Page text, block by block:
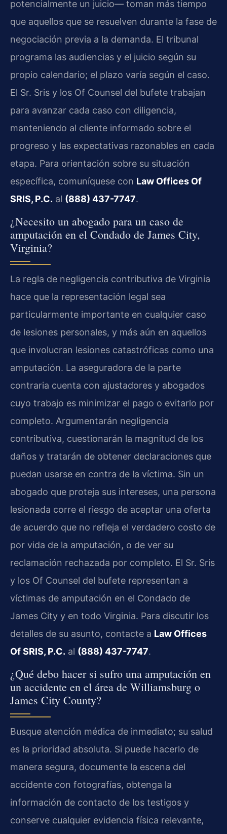
potencialmente un juicio— toman más tiempo
que aquellos que se resuelven durante la fase de
negociación previa a la demanda. El tribunal
programa las audiencias y el juicio según su
propio calendario; el plazo varía según el caso.
El Sr. Sris y los Of Counsel del bufete trabajan
para avanzar cada caso con diligencia,
manteniendo al cliente informado sobre el
progreso y las expectativas razonables en cada
etapa. Para orientación sobre su situación
específica, comuníquese con Law Offices Of
SRIS, P.C. al (888) 437-7747.
¿Necesito un abogado para un caso de
amputación en el Condado de James City,
Virginia?
La regla de negligencia contributiva de Virginia
hace que la representación legal sea
particularmente importante en cualquier caso
de lesiones personales, y más aún en aquellos
que involucran lesiones catastróficas como una
amputación. La aseguradora de la parte
contraria cuenta con ajustadores y abogados
cuyo trabajo es minimizar el pago o evitarlo por
completo. Argumentarán negligencia
contributiva, cuestionarán la magnitud de los
daños y tratarán de obtener declaraciones que
puedan usarse en contra de la víctima. Sin un
abogado que proteja sus intereses, una persona
lesionada corre el riesgo de aceptar una oferta
de acuerdo que no refleja el verdadero costo de
por vida de la amputación, o de ver su
reclamación rechazada por completo. El Sr. Sris
y los Of Counsel del bufete representan a
víctimas de amputación en el Condado de
James City y en todo Virginia. Para discutir los
detalles de su asunto, contacte a Law Offices
Of SRIS, P.C. al (888) 437-7747.
¿Qué debo hacer si sufro una amputación en
un accidente en el área de Williamsburg o
James City County?
Busque atención médica de inmediato; su salud
es la prioridad absoluta. Si puede hacerlo de
manera segura, documente la escena del
accidente con fotografías, obtenga la
información de contacto de los testigos y
conserve cualquier evidencia física relevante,